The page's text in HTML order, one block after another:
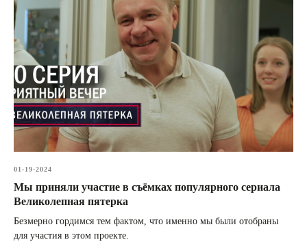
01-19-2024
Мы приняли участие в съёмках популярного сериала
Великолепная пятерка
Безмерно гордимся тем фактом, что именно мы были отобраны
для участия в этом проекте.